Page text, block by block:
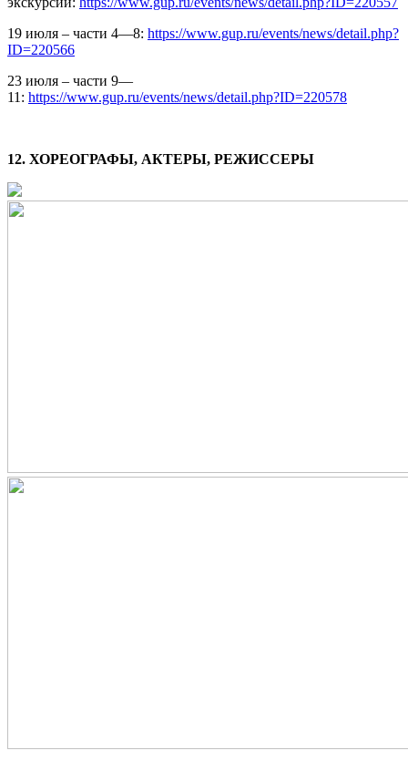
19 июля – части 4—8: https://www.gup.ru/events/news/detail.php?
ID=220566
23 июля – части 9—
11: https://www.gup.ru/events/news/detail.php?ID=220578
12. ХОРЕОГРАФЫ, АКТЕРЫ, РЕЖИССЕРЫ